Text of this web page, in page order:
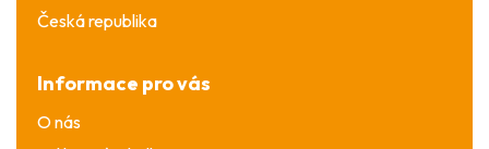
Česká republika
Informace pro vás
O nás